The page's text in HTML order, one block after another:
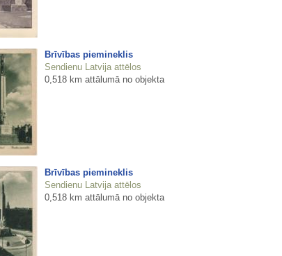
Brīvības piemineklis
Sendienu Latvija attēlos
0,518 km attālumā no objekta
Brīvības piemineklis
Sendienu Latvija attēlos
0,518 km attālumā no objekta